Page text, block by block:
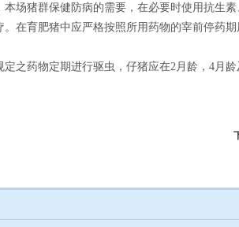
猪群保健防病的需要，在必要时使用抗生素
在育肥猪中应严格按照所用药物的宰前停药
药物定期进行驱虫，仔猪应在2月龄，4月龄